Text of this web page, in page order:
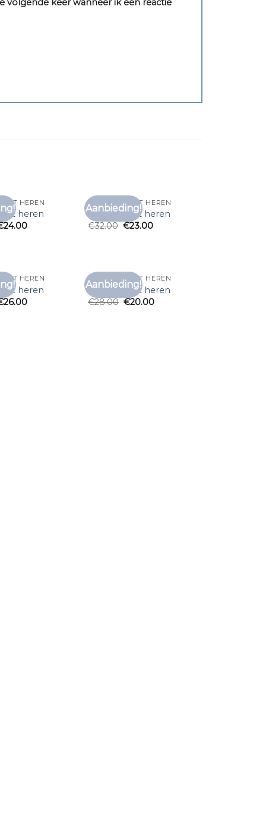
volgende keer wanneer ik een reactie
Toevoegen
aan
HEREN
heren
24.00
Aanbieding!
Toevoegen
aan
ONDER T SHIRT HEREN
onder t shirt heren
€32.00 €23.00
Toevoegen
aan
HEREN
heren
26.00
Aanbieding!
Toevoegen
aan
ONDER T SHIRT HEREN
onder t shirt heren
€28.00 €20.00